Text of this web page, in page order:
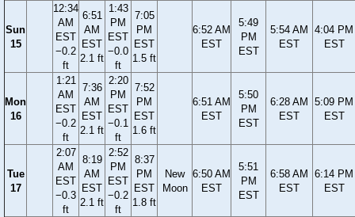
Sun
15
12:34
AM
EST
−0.2
ft
6:51
AM
EST
2.1 ft
1:43
PM
EST
−0.0
ft
7:05
PM
EST
1.5 ft
6:52 AM
EST
5:49
PM
EST
5:54 AM
EST
4:04 PM
EST
Mon
16
1:21
AM
EST
−0.2
ft
7:36
AM
EST
2.1 ft
2:20
PM
EST
−0.1
ft
7:52
PM
EST
1.6 ft
6:51 AM
EST
5:50
PM
EST
6:28 AM
EST
5:09 PM
EST
Tue
17
2:07
AM
EST
−0.3
ft
8:19
AM
EST
2.1 ft
2:52
PM
EST
−0.2
ft
8:37
PM
EST
1.8 ft
New
Moon
6:50 AM
EST
5:51
PM
EST
6:58 AM
EST
6:14 PM
EST